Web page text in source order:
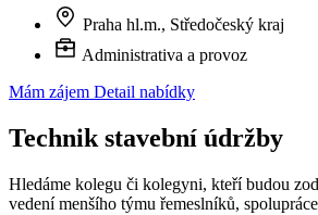
Praha hl.m., Středočeský kraj
Administrativa a provoz
Mám zájem Detail nabídky
Technik stavební údržby
Hledáme kolegu či kolegyni, kteří budou
vedení menšího týmu řemeslníků,